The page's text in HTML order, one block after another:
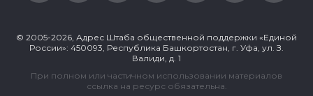
© 2005-2026, Адрес Штаба общественной поддержки «Единой
России»: 450093, Республика Башкортостан, г. Уфа, ул. З.
Валиди, д. 1
При полном или частичном использовании материалов
ссылка на ресурс обязательна.